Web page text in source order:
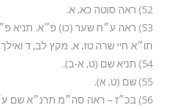
52) ראה סוטה כא, א.
53) ראה ע״ח שער (כו) פ״א. תניא
תו״א חיי שרה טז, א. מקץ לב, ד ואילך.
54) תניא שם (ט, א-ב).
55) שם (ט, א).
56) בכ״ז – ראה סה״מ תרנ״א שם ע׳ רא ואילך. לקמן ס״ע תד ואילך.